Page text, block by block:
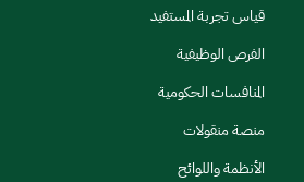
قياس تجربة المستفيد
الفرص الوظيفية
المنافسات الحكومية
منصة منقولات
الأنظمة واللوائح